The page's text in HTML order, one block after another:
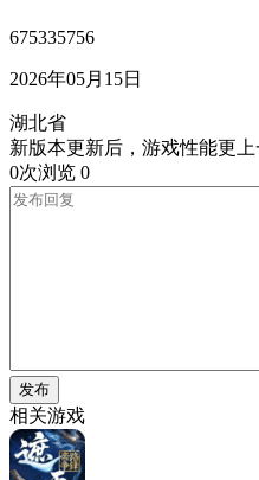
675335756
2026年05月15日
湖北省
新版本更新后，游戏性能更上
0次浏览 0
发布
相关游戏